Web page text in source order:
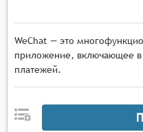
WeChat — это
приложение, включающее
платежей.